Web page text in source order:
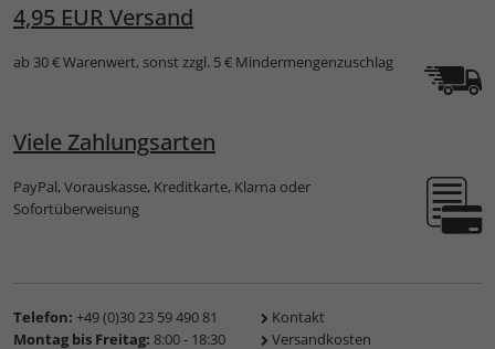
4,95 EUR Versand
ab 30 € Warenwert, sonst zzgl. 5 € Mindermengenzuschlag
Viele Zahlungsarten
PayPal, Vorauskasse, Kreditkarte, Klarna oder
Sofortüberweisung
Telefon: +49 (0)30 23 59 490 81
Montag bis Freitag: 8:00 - 18:30
Kontakt
Versandkosten